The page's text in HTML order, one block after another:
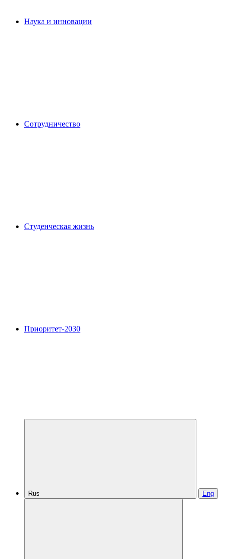
Наука и инновации
Сотрудничество
Студенческая жизнь
Приоритет-2030
Rus Eng